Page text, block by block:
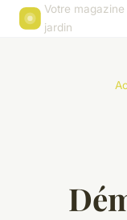
Votre
jardin